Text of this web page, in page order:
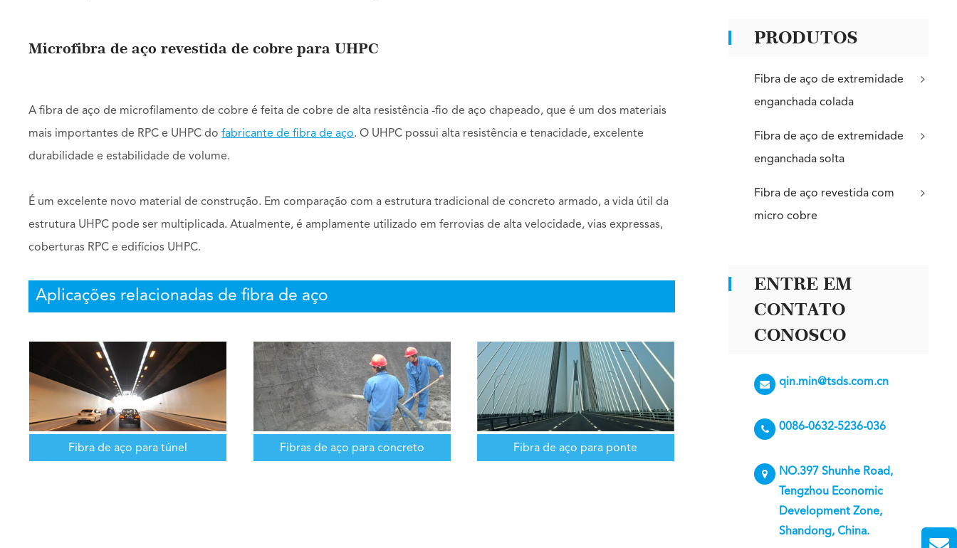
Microfibra de aço revestida de cobre para UHPC
A fibra de aço de microfilamento de cobre é feita de cobre de alta resistência -fio de aço chapeado, que é um dos materiais
mais importantes de RPC e UHPC dofabricante de fibra de aço. O UHPC possui alta resistência e tenacidade, excelente
durabilidade e estabilidade de volume.
É um excelente novo material de construção. Em comparação com a estrutura tradicional de concreto armado, a vida útil da
estrutura UHPC pode ser multiplicada. Atualmente, é amplamente utilizado em ferrovias de alta velocidade, vias expressas,
coberturas RPC e edifícios UHPC.
Aplicações relacionadas de fibra de aço
Fibra de aço para túnel Fibras de aço para concreto Fibra de aço para ponte
PRODUTOS
Fibra de aço de extremidade
enganchada colada
Fibra de aço de extremidade
enganchada solta
Fibra de aço revestida com
micro cobre
ENTRE EM
CONTATO
CONOSCO
qin.min@tsds.com.cn
0086-0632-5236-036
NO.397 Shunhe Road,
Tengzhou Economic
Development Zone,
Shandong, China.